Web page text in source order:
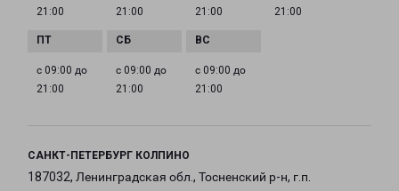
21:00 21:00 21:00 21:00
с 09:00 до
21:00
с 09:00 до
21:00
с 09:00 до
21:00
САНКТ-ПЕТЕРБУРГ КОЛПИНО
187032, Ленинградская обл., Тосненский р-н, г.п.